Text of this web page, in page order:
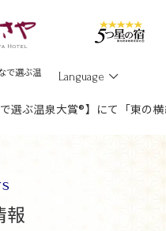
で選ぶ温
Language
で選ぶ温泉大賞®】にて「東の
報